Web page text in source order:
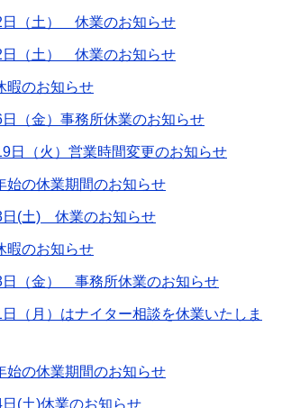
日（土） 休業のお知らせ
日（土） 休業のお知らせ
暇のお知らせ
（金）事務所休業のお知らせ
日（火）営業時間変更のお知らせ
始の休業期間のお知らせ
日(土) 休業のお知らせ
暇のお知らせ
日（金） 事務所休業のお知らせ
（月）はナイター相談を休業いたしま
始の休業期間のお知らせ
(土)休業のお知らせ